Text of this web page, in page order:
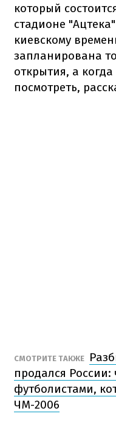
который
стадионе
киевскому
запланирована
открытия, а
посмотреть,
СМОТРИТЕ ТАКЖЕ
продался России:
футболистами,
ЧМ-2006